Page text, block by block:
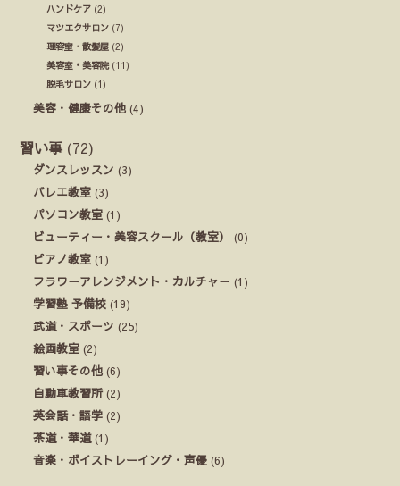
ハンドケア (2)
マツエクサロン (7)
理容室・散髪屋 (2)
美容室・美容院(11)
脱毛サロン (1)
美容・健康その他 (4)
習い事 (72)
ダンスレッスン (3)
バレエ教室 (3)
パソコン教室 (1)
ビューティー・美容スクール（教室）
(0)
ピアノ教室 (1)
フラワーアレンジメント・カルチャー (1)
学習塾 予備校 (19)
武道・スポーツ (25)
絵画教室 (2)
習い事その他 (6)
自動車教習所(2)
英会話・語学 (2)
茶道・華道(1)
音楽・ボイストレーイング・声優 (6)